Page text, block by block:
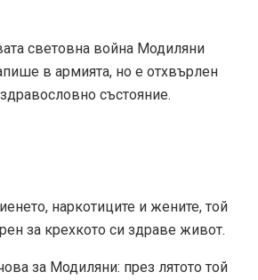
световна война Модиляни
в армията, но е отхвърлен
състояние.
наркотиците и жените, той
за крехкото си здраве живот.
за Модиляни: през лятото той